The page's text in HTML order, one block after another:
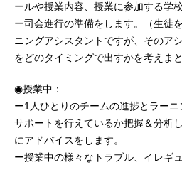
ールや授業内容、授業に参加する学校
ー司会進行の準備をします。（生徒
ニングアシスタントですが、そのア
をどのタイミングで出すかを考えま
◉授業中：
ー1人ひとりのチームの進捗とラー
サポートを行えているか把握＆分析
にアドバイスをします。
ー授業中の様々なトラブル、イレギ